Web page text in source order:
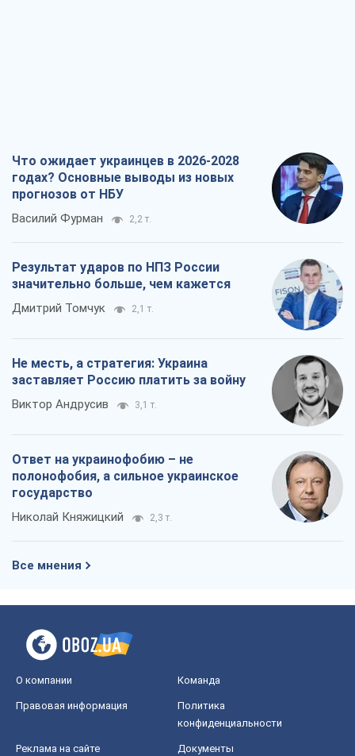
Что ожидает украинцев в 2026-2028
годах? Основные выводы из новых
прогнозов от НБУ
Василий Фурман 2,2 т.
Результат ударов по НПЗ России
значительно больше, чем кажется
Дмитрий Томчук 2,1 т.
Не месть, а стратегия: Украина
заставляет Россию платить за войну
Виктор Андрусив 3,1 т.
Ответ на украинофобию – не
полонофобия, а сильное украинское
государство
Николай Княжицкий 2,3 т.
Все мнения
О компании Команда
Правовая информация
Политика
конфиденциальности
Реклама на сайте Документы